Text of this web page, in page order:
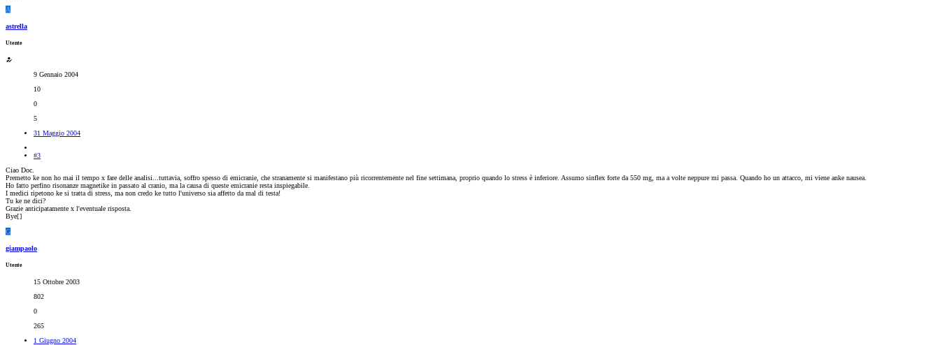
A
astrella
Utente
9 Gennaio 2004
10
0
5
31 Maggio 2004
#3
Ciao Doc.
Premetto ke non ho mai il tempo x fare delle analisi...tuttavia, soffro spesso di emicranie, che stranamente si manifestano più ricorrentemente nel fine settimana, proprio quando lo stress è inferiore. Assumo sinflex forte da 550 mg, ma a volte neppure mi passa. Quando ho un attacco, mi viene anke nausea.
Ho fatto perfino risonanze magnetike in passato al cranio, ma la causa di queste emicranie resta inspiegabile.
I medici ripetono ke si tratta di stress, ma non credo ke tutto l'universo sia affetto da mal di testa!
Tu ke ne dici?
Grazie anticipatamente x l'eventuale risposta.
Bye[]
G
giampaolo
Utente
15 Ottobre 2003
802
0
265
1 Giugno 2004